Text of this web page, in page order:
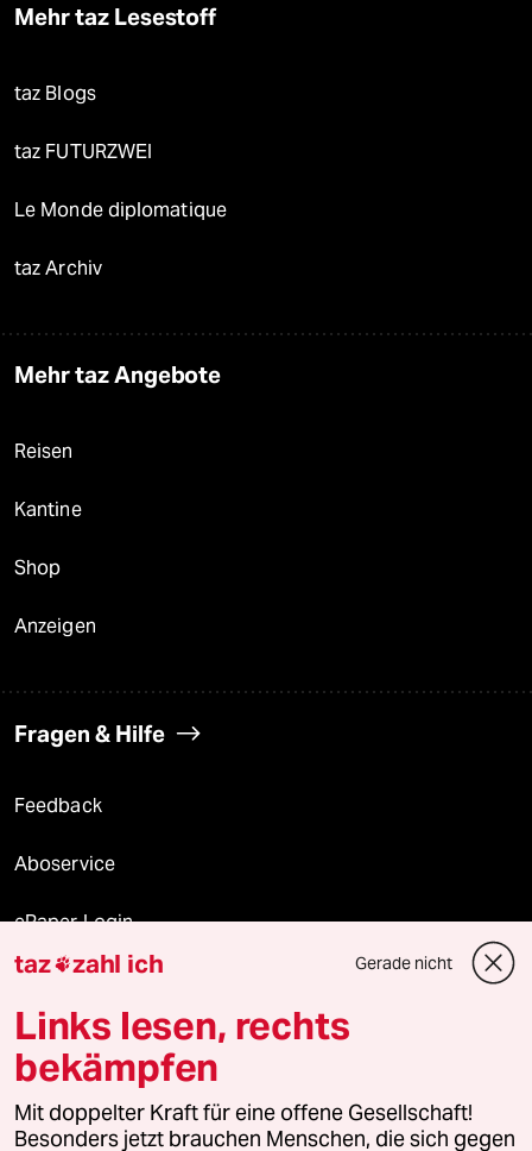
Mehr taz Lesestoff
taz Blogs
taz FUTURZWEI
Le Monde diplomatique
taz Archiv
Mehr taz Angebote
Reisen
Kantine
Shop
Anzeigen
Fragen & Hilfe
Feedback
Aboservice
ePaper Login
Downloads für Abonnierende
© 2026 taz Verlags und Vertriebs GmbH
Alle Rechte vorbehalten. Bei rechtlichen Fragen oder für Genehmigungen
wenden Sie sich bitte an
lizenzen@taz.de
taz zahl ich Gerade nicht
Links lesen, rechts
bekämpfen
Mit doppelter Kraft für eine offene Gesellschaft!
Besonders jetzt brauchen Menschen, die sich gegen